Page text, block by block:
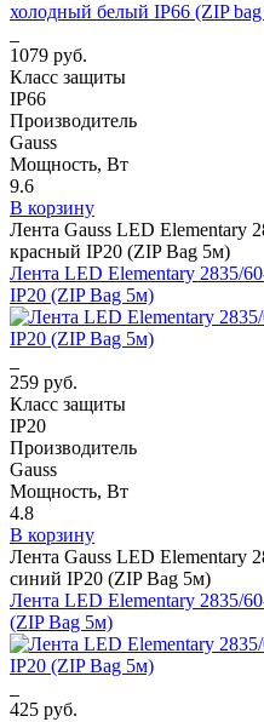
1079 руб.
Класс защиты
IP66
Производитель
Gauss
Мощность, Вт
9.6
В корзину
Лента Gauss LED Elementary
красный IP20 (ZIP Bag 5м)
Лента LED Elementary 2835/
IP20 (ZIP Bag 5м)
259 руб.
Класс защиты
IP20
Производитель
Gauss
Мощность, Вт
4.8
В корзину
Лента Gauss LED Elementary
синий IP20 (ZIP Bag 5м)
Лента LED Elementary 2835/
(ZIP Bag 5м)
425 руб.